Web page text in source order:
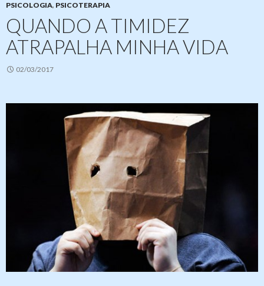
PSICOLOGIA, PSICOTERAPIA
QUANDO A TIMIDEZ
ATRAPALHA MINHA VIDA
02/03/2017